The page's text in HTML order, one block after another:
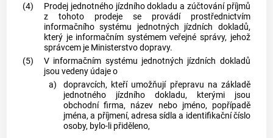
(4)
Prodej jednotného jízdního dokladu a zúčtování příjmů
z tohoto prodeje se provádí prostřednictvím
informačního systému jednotných jízdních dokladů,
který je informačním systémem veřejné správy, jehož
správcem je Ministerstvo dopravy.
(5)
V informačním systému jednotných jízdních dokladů
jsou vedeny údaje o
a)
dopravcích, kteří umožňují přepravu na základě
jednotného jízdního dokladu, kterými jsou
obchodní firma, název nebo jméno, popřípadě
jména, a příjmení, adresa sídla a identifikační číslo
osoby, bylo-li přiděleno,